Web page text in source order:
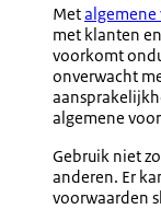
Metalgemene
met klanten
voorkomt
onverwacht
algemene
Gebruik niet
anderen. Er
voorwaarden